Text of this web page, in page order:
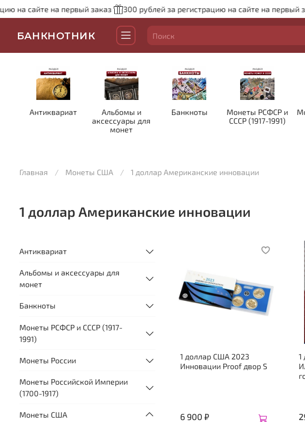
сайте на первый заказ 300 рублей за регистрацию на сайте на первый
БАНКНОТНИК
Антиквариат
Альбомы и
аксессуары для
монет
Банкноты
Монеты РСФСР и
СССР (1917-1991)
Главная Монеты США 1 доллар Американские инновации
1 доллар Американские инновации
1 доллар США 2023
Инновации Proof двор S
6 900 ₽
1
Антиквариат
Альбомы и аксессуары для
монет
Банкноты
Монеты РСФСР и СССР (1917-
1991)
Монеты России
Монеты Российской Империи
(1700-1917)
Монеты США